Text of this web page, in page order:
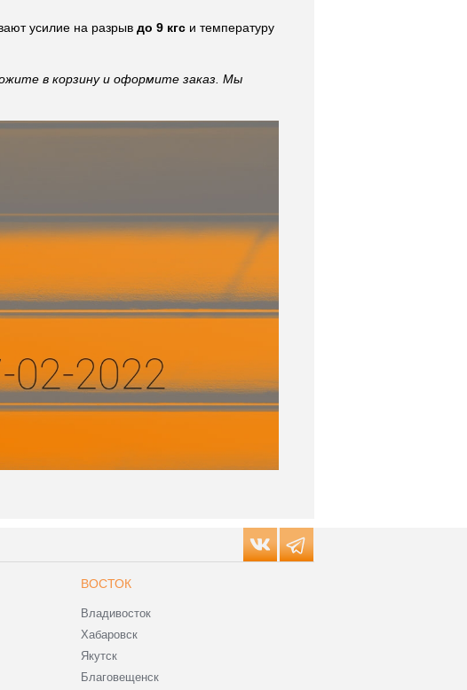
усилие на разрыв до 9 кгс и температуру
в корзину и оформите заказ. Мы
ВОСТОК
Владивосток
Хабаровск
Якутск
Благовещенск